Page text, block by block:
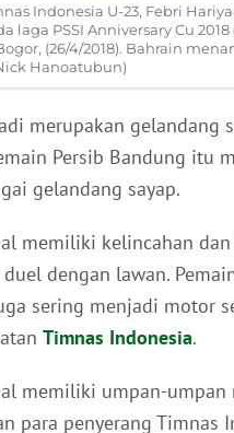
Indonesia U-23, Febri
laga PSSI Anniversary Cu
(26/4/2018). Bahrain
Hanoatubun)
merupakan gelandang
Persib Bandung itu
gelandang sayap.
memiliki kelincahan
dengan lawan.
sering menjadi motor
Timnas Indonesia.
memiliki umpan-umpan
para penyerang Timnas